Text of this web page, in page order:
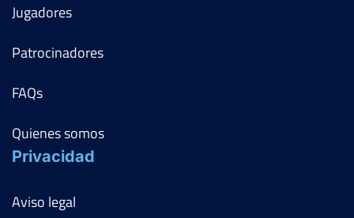
Jugadores
Patrocinadores
FAQs
Quienes somos
Privacidad
Aviso legal